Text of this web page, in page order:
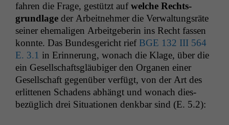
fahren die Frage, gestützt aufwelche Rechts­
grund­lage der Arbeit­nehmer die Ver­wal­tungsräte
sein­er ehe­ma­li­gen Arbeit­ge­berin ins Recht fassen
kon­nte. Das Bun­des­gericht rief BGE 132 III 564
E. 3.1 in Erin­nerung, wonach die Klage, über die
ein Gesellschafts­gläu­biger den Orga­nen ein­er
Gesellschaft gegenüber ver­fügt, von der Art des
erlit­te­nen Schadens abhängt und wonach dies­
bezüglich drei Sit­u­a­tio­nen denkbar sind (E. 5.2):